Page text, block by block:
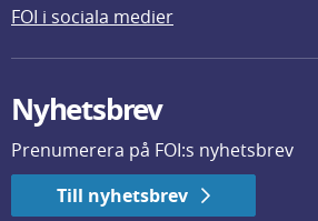
FOI i sociala medier
Nyhetsbrev
Prenumerera på FOI:s nyhetsbrev
Till nyhetsbrev